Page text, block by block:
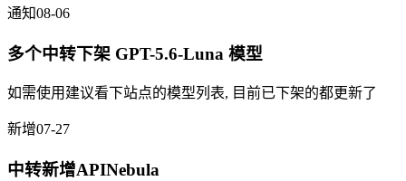
通知08-06
多个中转下架 GPT-5.6-Luna 模型
如需使用建议看下站点的模型列表, 目前已下架的都更新了
新增07-27
中转新增APINebula